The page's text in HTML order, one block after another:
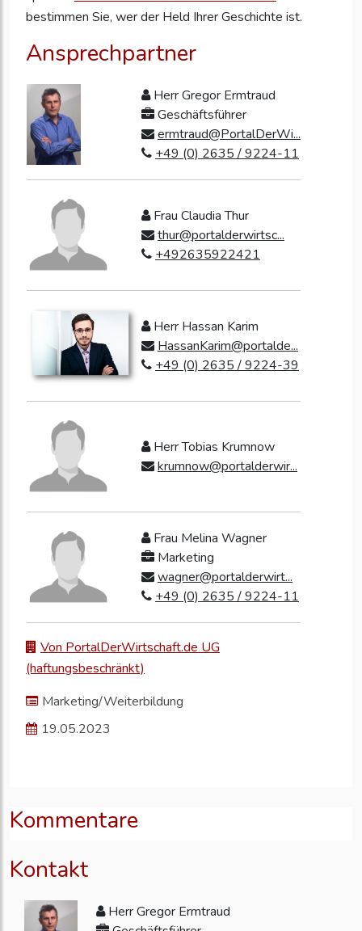
bestimmen Sie, wer der Held Ihrer Geschichte ist.
Ansprechpartner
Herr Gregor Ermtraud
Geschäftsführer
ermtraud@PortalDerWi...
+49 (0) 2635 / 9224-11
Frau Claudia Thur
thur@portalderwirtsc...
+492635922421
Herr Hassan Karim
HassanKarim@portalde...
+49 (0) 2635 / 9224-39
Herr Tobias Krumnow
krumnow@portalderwir...
Frau Melina Wagner
Marketing
wagner@portalderwirt...
+49 (0) 2635 / 9224-11
Von PortalDerWirtschaft.de UG
(haftungsbeschränkt)
Marketing/Weiterbildung
19.05.2023
Kommentare
Kontakt
Herr Gregor Ermtraud